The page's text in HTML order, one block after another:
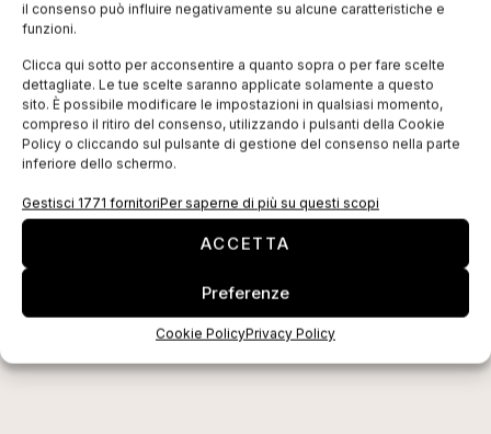
il consenso può influire negativamente su alcune caratteristiche e
funzioni.
Clicca qui sotto per acconsentire a quanto sopra o per fare scelte
dettagliate. Le tue scelte saranno applicate solamente a questo
sito. È possibile modificare le impostazioni in qualsiasi momento,
compreso il ritiro del consenso, utilizzando i pulsanti della Cookie
Policy o cliccando sul pulsante di gestione del consenso nella parte
inferiore dello schermo.
Gestisci 1771 fornitoriPer saperne di più su questi scopi
ACCETTA
Preferenze
Cookie PolicyPrivacy Policy
scuole di moda
EDICOLA WEB
ISCRIVITI ALLA NEWSLETTER